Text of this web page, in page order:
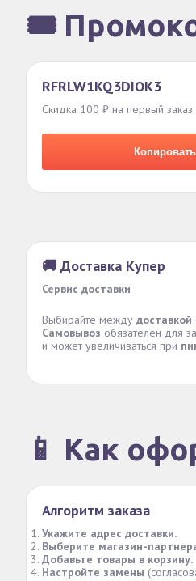
🎟️
RFRLW1KQ3DIOK3
Скидка 100 ₽ на первый
🚚 Доставка Купер
Сервис доставки
Выбирайте между доставкой
Самовывоз обязателен для
и может увеличиваться при
📱 Как
Алгоритм заказа
Укажите адрес доставки.
Выберите магазин-
Добавьте товары в корзину.
Настройте замены